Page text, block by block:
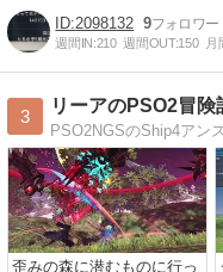
2098132 9
週間IN:210 週間OUT:150 月
3
リーアのPSO2冒険
PSO2NGSのShip4アン
歪みの森に潜むものに行っ